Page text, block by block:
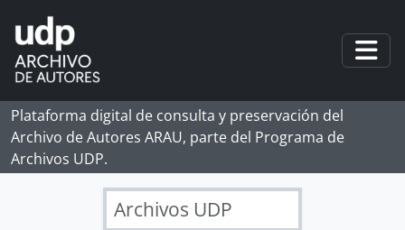
Skip to main content
Plataforma digital de consulta y preservación del
Archivo de Autores ARAU, parte del Programa de
Archivos UDP.
Archivos UDP